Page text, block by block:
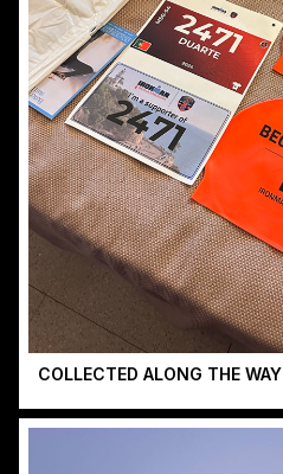
COLLECTED ALONG THE WAY